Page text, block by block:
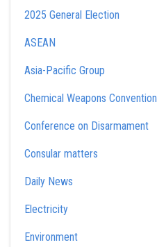
2025 General Election
ASEAN
Asia-Pacific Group
Chemical Weapons Convention
Conference on Disarmament
Consular matters
Daily News
Electricity
Environment